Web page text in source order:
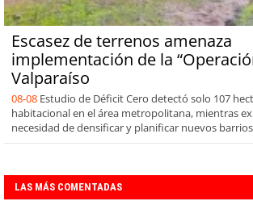
Escasez de terrenos amenaza
implementación de la
Valparaíso
08-08 Estudio de Déficit Cero detectó solo 107
habitacional en el área metropolitana, mientras
necesidad de densificar y planificar nuevos
LAS MÁS COMENTADAS